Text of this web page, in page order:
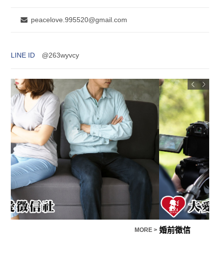
peacelove.995520@gmail.com
LINE ID @263wyvcy
MORE >